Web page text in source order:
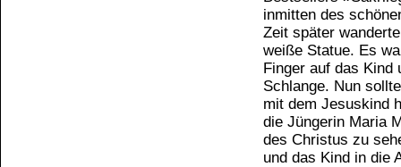
inmitten des
Zeit später
weiße Statue. Es
Finger auf das Kind
Schlange. Nun
mit dem Jesuskind
die Jüngerin Maria
des Christus zu
und das Kind in die